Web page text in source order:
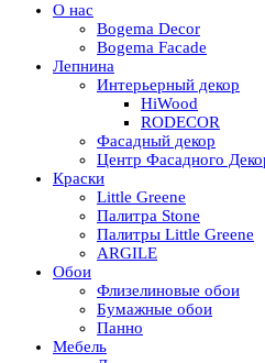
О нас
Bogema Decor
Bogema Facade
Лепнина
Интерьерный декор
HiWood
RODECOR
Фасадный декор
Центр Фасадного
Краски
Little Greene
Палитра Stone
Палитры Little Greene
ARGILE
Обои
Флизелиновые обои
Бумажные обои
Панно
Мебель